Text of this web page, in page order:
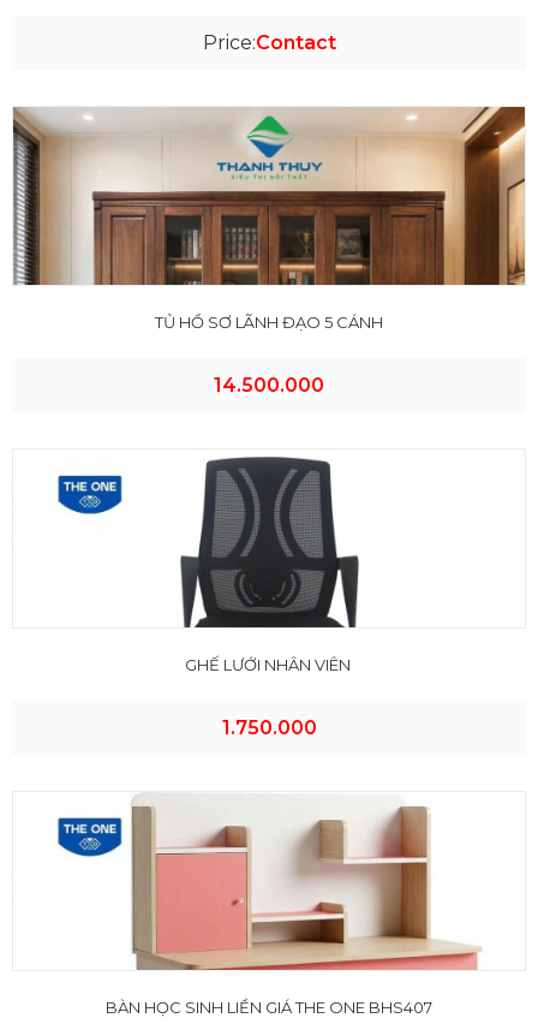
Price:Contact
TỦ HỒ SƠ LÃNH ĐẠO 5 CÁNH
14.500.000
GHẾ LƯỚI NHÂN VIÊN
1.750.000
BÀN HỌC SINH LIỀN GIÁ THE ONE BHS407